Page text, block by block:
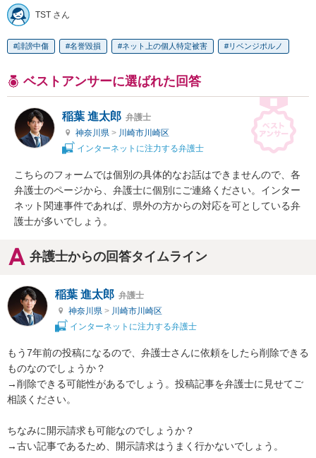
TST さん
誹謗中傷 名誉毀損 ネット上の個人特定被害 リベンジポルノ
ベストアンサーに選ばれた回答
稲葉 進太郎 弁護士
神奈川県 > 川崎市川崎区
インターネットに注力する弁護士
こちらのフォームでは個別の具体的なお話はできませんので、各
弁護士のページから、弁護士に個別にご連絡ください。インター
ネット関連事件であれば、県外の方からの対応を可としている弁
護士が多いでしょう。
弁護士からの回答タイムライン
稲葉 進太郎 弁護士
神奈川県 > 川崎市川崎区
インターネットに注力する弁護士
もう7年前の投稿になるので、弁護士さんに依頼をしたら削除できる
ものなのでしょうか？
→削除できる可能性があるでしょう。投稿記事を弁護士に見せてご
相談ください。
ちなみに開示請求も可能なのでしょうか？
→古い記事であるため、開示請求はうまく行かないでしょう。